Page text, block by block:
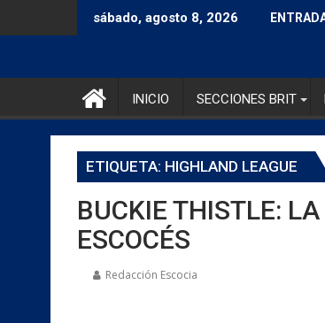
sábado, agosto 8, 2026
INICIO SECCIONES BRIT
ETIQUETA: HIGHLAND LEAGUE
BUCKIE THISTLE:
ESCOCÉS
Redacción Escocia